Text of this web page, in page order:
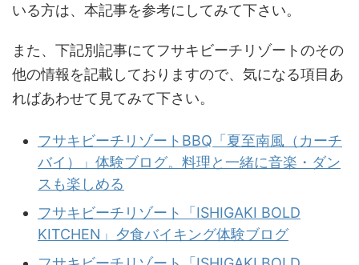
いる方は、本記事を参考にしてみて下さい。
また、下記別記事にてフサキビーチリゾートのその
他の情報を記載しておりますので、気になる項目あ
ればあわせて見てみて下さい。
フサキビーチリゾートBBQ「夏至南風（カーチ
バイ）」体験ブログ。料理と一緒に音楽・ダン
スも楽しめる
フサキビーチリゾート「ISHIGAKI BOLD
KITCHEN」夕食バイキング体験ブログ